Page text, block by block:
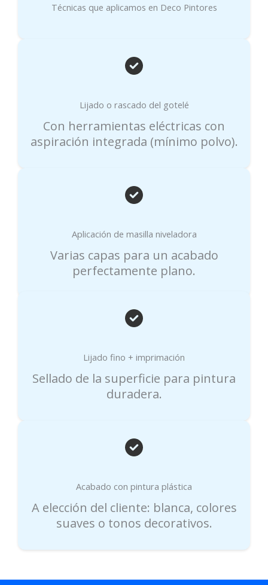
Técnicas que aplicamos en Deco Pintores
Lijado o rascado del gotelé
Con herramientas eléctricas con
aspiración integrada (mínimo polvo).
Aplicación de masilla niveladora
Varias capas para un acabado
perfectamente plano.
Lijado fino + imprimación
Sellado de la superficie para pintura
duradera.
Acabado con pintura plástica
A elección del cliente: blanca, colores
suaves o tonos decorativos.